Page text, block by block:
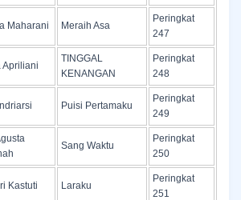
Maharani Meraih Asa
Peringkat
247
Apriliani
TINGGAL
KENANGAN
Peringkat
248
Puisi Pertamaku
Peringkat
249
Sang Waktu
Peringkat
250
Kastuti Laraku
Peringkat
251